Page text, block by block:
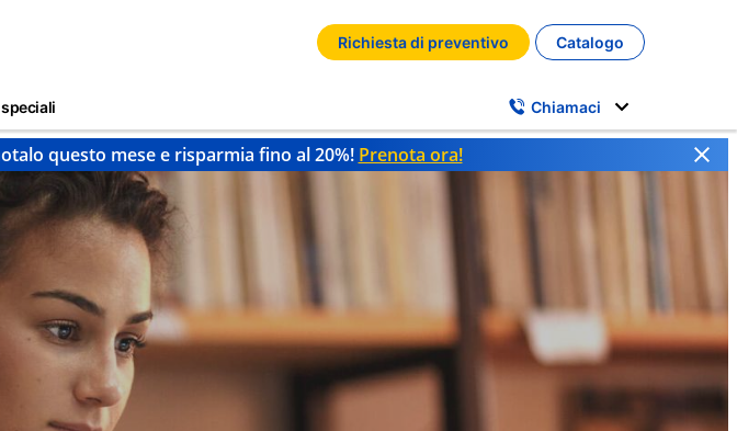
Richiesta di preventivo Catalogo
Chiamaci
questo mese e risparmia fino al 20%! Prenota ora!